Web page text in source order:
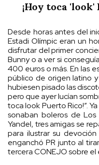
¡Hoy toca
Desde horas antes del
Estadi Olímpic eran un
disfrutar del primer
Bunny o a ver si
400 euros o más. En las
público de origen latino
hubiesen pisado las
pero que ayer lucían
toca look Puerto Rico!”.
sonaban boleros de Los
Yandel, tres amigas se
para ilustrar su
enganchó PR junto al
tercera CONEJO sobre el